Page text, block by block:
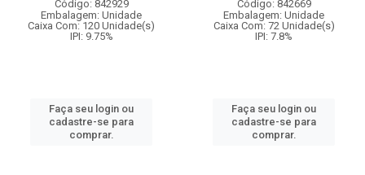
Código: 842929
Embalagem: Unidade
Caixa Com: 120 Unidade(s)
IPI: 9.75%
Faça seu login ou
cadastre-se para
comprar.
Código: 842669
Embalagem: Unidade
Caixa Com: 72 Unidade(s)
IPI: 7.8%
Faça seu login ou
cadastre-se para
comprar.